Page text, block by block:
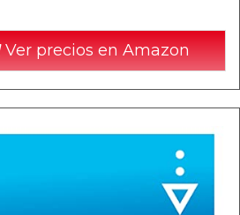
Ver precios en Amazon